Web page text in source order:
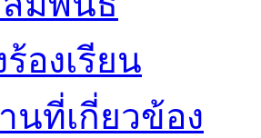
ร้องเรียน
นที่เกี่ยวข้อง